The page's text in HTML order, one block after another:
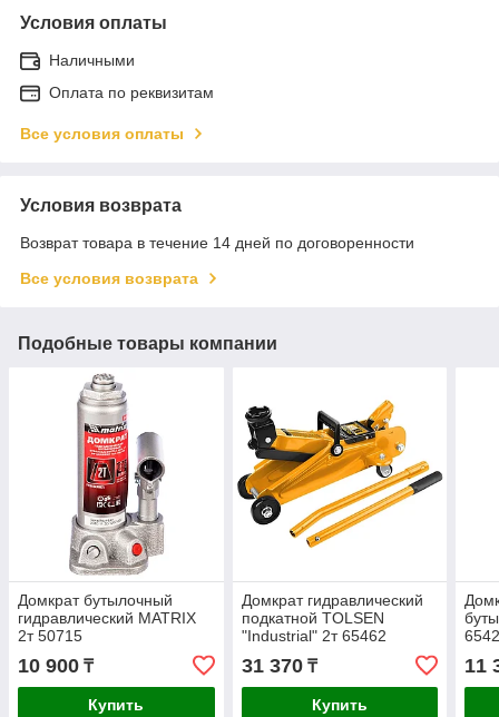
Условия оплаты
Наличными
Оплата по реквизитам
Все условия оплаты
Условия возврата
Возврат товара в течение 14 дней по договоренности
Все условия возврата
Подобные товары компании
Домкрат бутылочный
гидравлический MATRIX
2т 50715
10 900 ₸
Купить
Домкрат гидравлический
подкатной TOLSEN
"Industrial" 2т 65462
31 370₸
Купить
11